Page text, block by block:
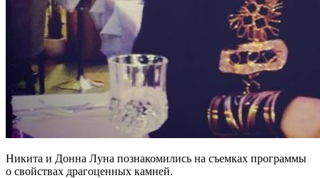
Никита и Донна Луна познакомились на съемках программы
о свойствах драгоценных камней.